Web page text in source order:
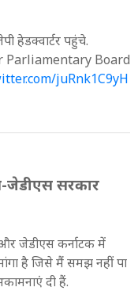
गिनती
हेडक्वार्टर पहुंचे.
Parliamentary Board
juRnk1C9yH
जेडीएस सरकार
जेडीएस कर्नाटक में
है जिसे मैं समझ नहीं पा
दी हैं.